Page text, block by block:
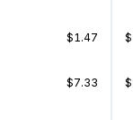
$1.47
$7.33